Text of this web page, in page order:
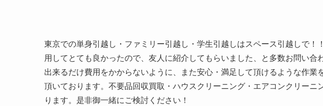
東京での単身引越し・ファミリー引越し・学生引越しはスペース引越しで！
用してとても良かったので、友人に紹介してもらいました、と多数お問い合
出来るだけ費用をかからないように、また安心・満足して頂けるような作業
頂いております。不要品回収買取・ハウスクリーニング・エアコンクリーニ
ります。是非御一緒にご検討ください！